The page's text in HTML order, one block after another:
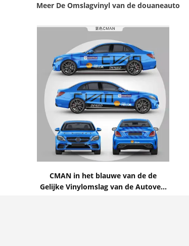
Meer De Omslagvinyl van de douaneauto
CMAN in het blauwe van de de
Gelijke Vinylomslag van de Autoverf